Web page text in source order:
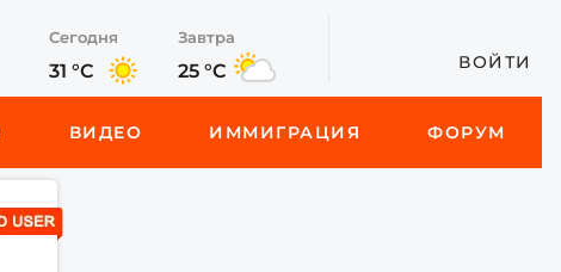
Сегодня
31 °C
Завтра
25 °C ВОЙТИ
ВИДЕО ИММИГРАЦИЯ ФОРУМ